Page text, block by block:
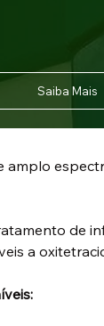
amplo
de
a
Saiba Mais